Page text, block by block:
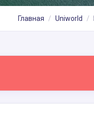
Главная Uniworld